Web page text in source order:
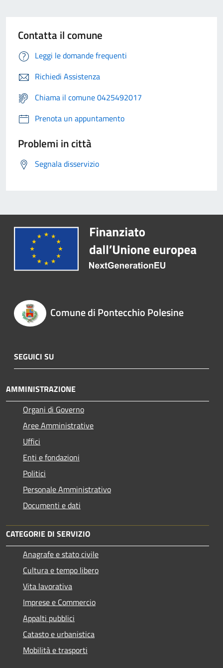
Contatta il comune
Leggi le domande frequenti
Richiedi Assistenza
Chiama il comune 0425492017
Prenota un appuntamento
Problemi in città
Segnala disservizio
Comune di Pontecchio Polesine
SEGUICI SU
AMMINISTRAZIONE
Organi di Governo
Aree Amministrative
Uffici
Enti e fondazioni
Politici
Personale Amministrativo
Documenti e dati
CATEGORIE DI SERVIZIO
Anagrafe e stato civile
Cultura e tempo libero
Vita lavorativa
Imprese e Commercio
Appalti pubblici
Catasto e urbanistica
Mobilità e trasporti